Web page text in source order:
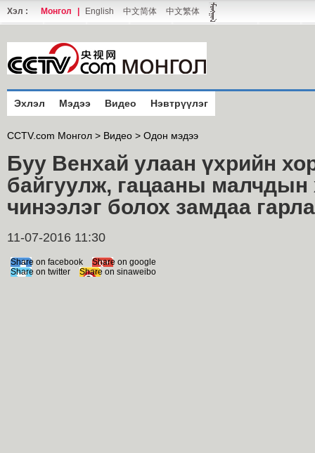
Хэл : Монгол English 中文简体 中文繁体
Эхлэл Мэдээ Видео Нэвтрүүлэг
CCTV.com Монгол > Видео > Одон мэдээ
Буу Венхай улаан үхрийн
байгуулж, гацааны малчдын
чинээлэг болох замдаа
11-07-2016 11:30
Share on facebook
Share on google
Share on twitter
Share on sinaweibo